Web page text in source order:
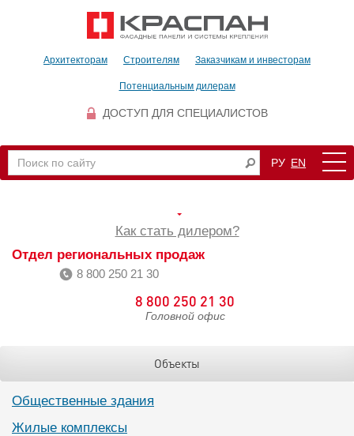
Архитекторам Строителям Заказчикам и инвесторам
Потенциальным дилерам
ДОСТУП ДЛЯ СПЕЦИАЛИСТОВ
РУ EN
Как стать дилером?
Отдел региональных продаж
8 800 250 21 30
8 800 250 21 30
Головной офис
Объекты
Общественные здания
Жилые комплексы